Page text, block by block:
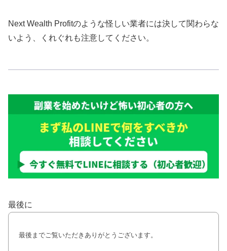
Next Wealth Profitのような怪しい業者には決して関わらな
いよう、くれぐれも注意してください。
最後に
最後までご覧いただきありがとうございます。